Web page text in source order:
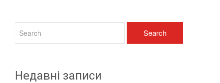
Недавні записи